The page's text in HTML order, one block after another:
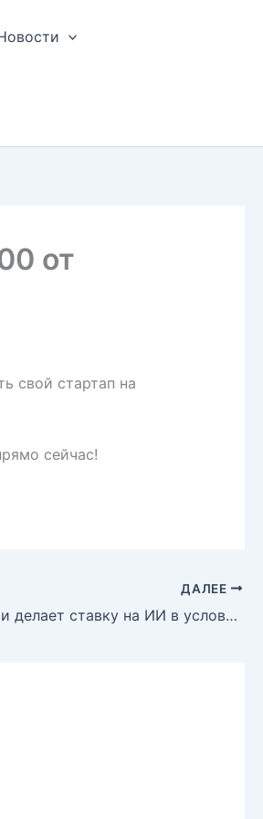
от
свой стартап на
сейчас!
ДАЛЕЕ
Peak XV привлекла $1,3 млрд и делает ставку на ИИ в условиях обострения конкуренции венчурных фондов в Индии